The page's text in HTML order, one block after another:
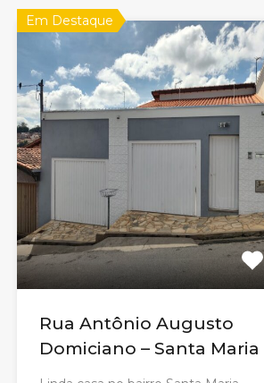
Em Destaque
Rua Antônio Augusto
Domiciano – Santa Maria